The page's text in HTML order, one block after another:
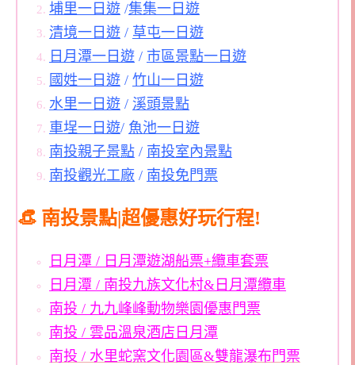
埔里一日遊 /集集一日遊
清境一日遊 / 草屯一日遊
日月潭一日遊 / 市區景點一日遊
國姓一日遊 / 竹山一日遊
水里一日遊 / 溪頭景點
車埕一日遊/ 魚池一日遊
南投親子景點 / 南投室內景點
南投觀光工廠 / 南投免門票
👒 南投景點|超優惠好玩行程!
日月潭 / 日月潭遊湖船票+纜車套票
日月潭 / 南投九族文化村&日月潭纜車
南投 / 九九峰峰動物樂園優惠門票
南投 / 雲品溫泉酒店日月潭
南投 / 水里蛇窯文化園區&雙龍瀑布門票